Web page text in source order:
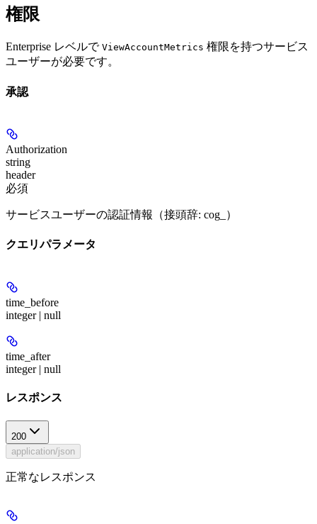
権限
Enterprise レベルで ViewAccountMetrics 権限を持つサービス
ユーザーが必要です。
承認
Authorization
string
header
必須
サービスユーザーの認証情報（接頭辞: cog_）
クエリパラメータ
time_before
integer | null
time_after
integer | null
レスポンス
200
application/json
正常なレスポンス